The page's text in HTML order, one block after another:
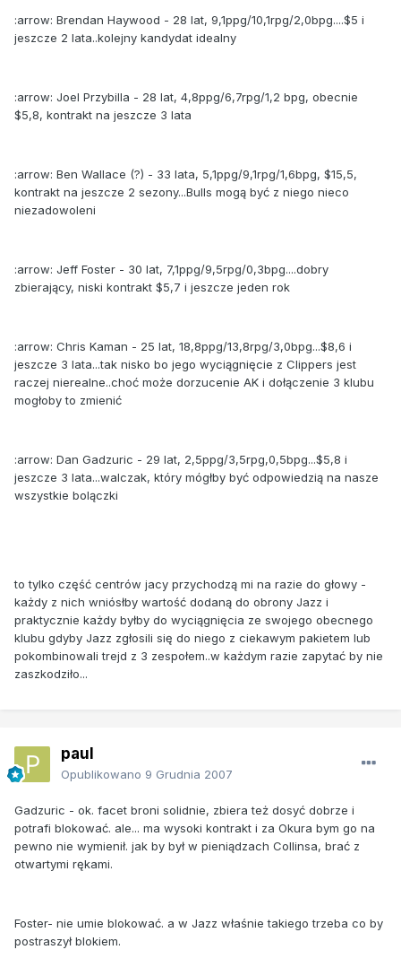
:arrow: Brendan Haywood - 28 lat, 9,1ppg/10,1rpg/2,0bpg....$5 i
jeszcze 2 lata..kolejny kandydat idealny
:arrow: Joel Przybilla - 28 lat, 4,8ppg/6,7rpg/1,2 bpg, obecnie
$5,8, kontrakt na jeszcze 3 lata
:arrow: Ben Wallace (?) - 33 lata, 5,1ppg/9,1rpg/1,6bpg, $15,5,
kontrakt na jeszcze 2 sezony...Bulls mogą być z niego nieco
niezadowoleni
:arrow: Jeff Foster - 30 lat, 7,1ppg/9,5rpg/0,3bpg....dobry
zbierający, niski kontrakt $5,7 i jeszcze jeden rok
:arrow: Chris Kaman - 25 lat, 18,8ppg/13,8rpg/3,0bpg...$8,6 i
jeszcze 3 lata...tak nisko bo jego wyciągnięcie z Clippers jest
raczej nierealne..choć może dorzucenie AK i dołączenie 3 klubu
mogłoby to zmienić
:arrow: Dan Gadzuric - 29 lat, 2,5ppg/3,5rpg,0,5bpg...$5,8 i
jeszcze 3 lata...walczak, który mógłby być odpowiedzią na nasze
wszystkie bolączki
to tylko część centrów jacy przychodzą mi na razie do głowy -
każdy z nich wniósłby wartość dodaną do obrony Jazz i
praktycznie każdy byłby do wyciągnięcia ze swojego obecnego
klubu gdyby Jazz zgłosili się do niego z ciekawym pakietem lub
pokombinowali trejd z 3 zespołem..w każdym razie zapytać by nie
zaszkodziło...
paul
Opublikowano 9 Grudnia 2007
Gadzuric - ok. facet broni solidnie, zbiera też dosyć dobrze i
potrafi blokować. ale... ma wysoki kontrakt i za Okura bym go na
pewno nie wymienił. jak by był w pieniądzach Collinsa, brać z
otwartymi rękami.
Foster- nie umie blokować. a w Jazz właśnie takiego trzeba co by
postraszył blokiem.